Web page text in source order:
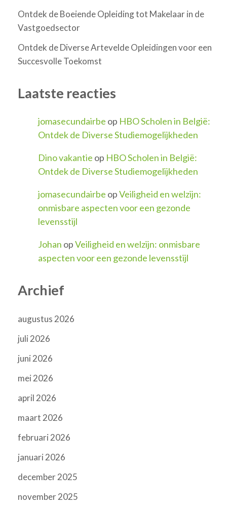
Ontdek de Boeiende Opleiding tot Makelaar in de
Vastgoedsector
Ontdek de Diverse Artevelde Opleidingen voor een
Succesvolle Toekomst
Laatste reacties
jomasecundairbe op HBO Scholen in België:
Ontdek de Diverse Studiemogelijkheden
Dino vakantie op HBO Scholen in België:
Ontdek de Diverse Studiemogelijkheden
jomasecundairbe opVeiligheid en welzijn:
onmisbare aspecten voor een gezonde
levensstijl
Johan opVeiligheid en welzijn: onmisbare
aspecten voor een gezonde levensstijl
Archief
augustus 2026
juli 2026
juni 2026
mei 2026
april 2026
maart 2026
februari 2026
januari 2026
december 2025
november 2025